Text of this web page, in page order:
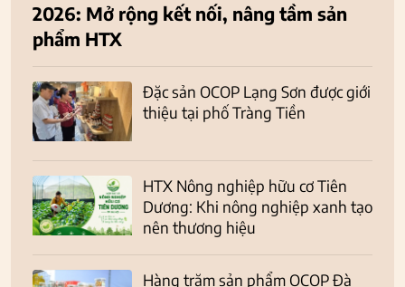
2026: Mở rộng kết nối, nâng tầm sản
phẩm HTX
Đặc sản OCOP Lạng Sơn được giới
thiệu tại phố Tràng Tiền
HTX Nông nghiệp hữu cơ Tiên
Dương: Khi nông nghiệp xanh tạo
nên thương hiệu
Hàng trăm sản phẩm OCOP Đà